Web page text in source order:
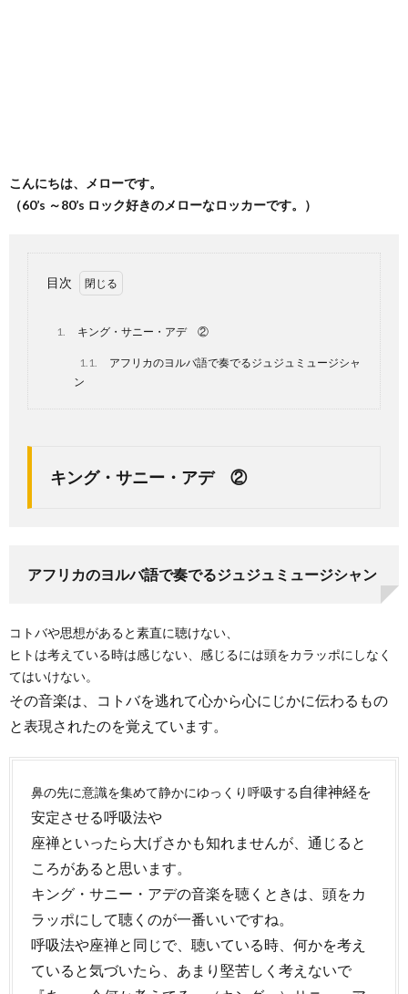
こんにちは、メローです。
（60’s ～80’s ロック好きのメローなロッカーです。）
目次
1. キング・サニー・アデ ②
1.1.
アフリカのヨルバ語で奏でるジュジュミュージシャ
ン
キング・サニー・アデ ②
アフリカのヨルバ語で奏でるジュジュミュージシャン
コトバや思想があると素直に聴けない、
ヒトは考えている時は感じない、感じるには頭をカラッポにしなく
てはいけない。
その音楽は、コトバを逃れて心から心にじかに伝わるもの
と表現されたのを覚えています。
鼻の先に意識を集めて静かにゆっくり呼吸する自律神経を
安定させる呼吸法や
座禅といったら大げさかも知れませんが、通じると
ころがあると思います。
キング・サニー・アデの音楽を聴くときは、頭をカ
ラッポにして聴くのが一番いいですね。
呼吸法や座禅と同じで、聴いている時、何かを考え
ていると気づいたら、あまり堅苦しく考えないで